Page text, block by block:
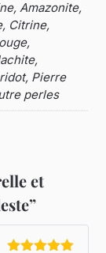
Amazonite,
Citrine,
Pierre
perles
et